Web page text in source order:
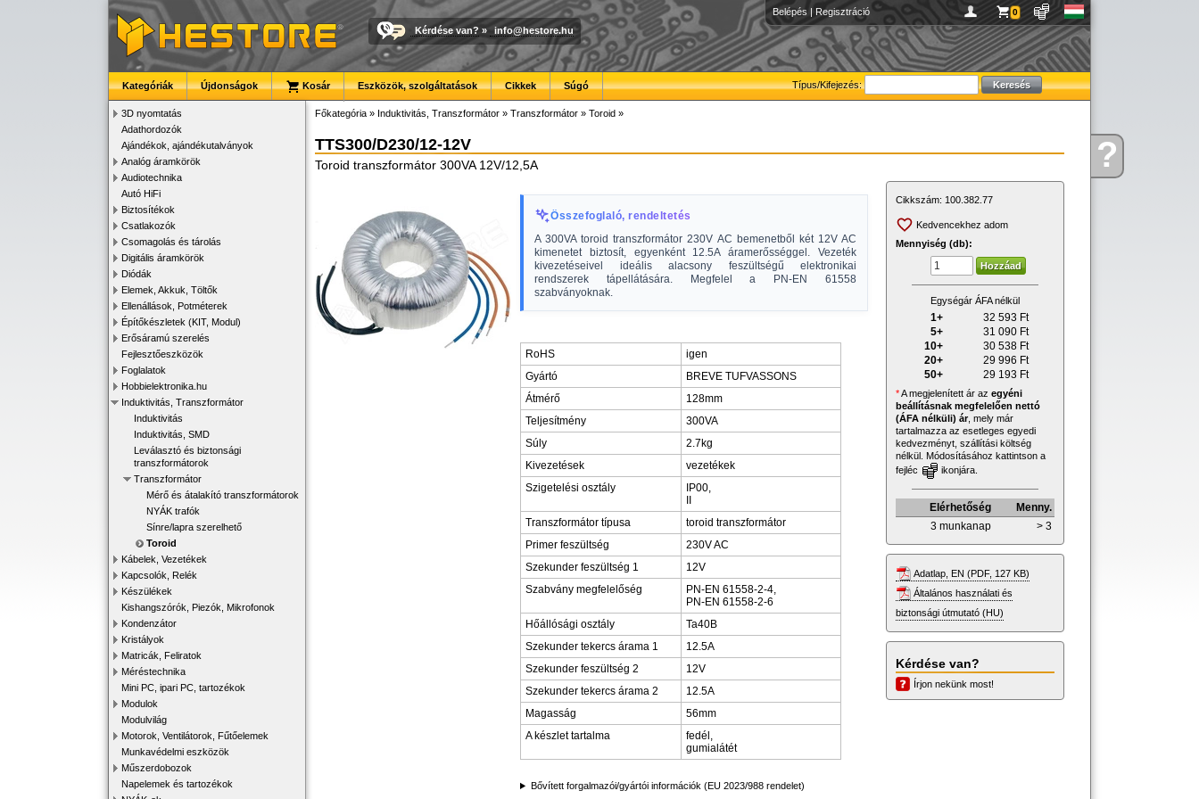
Kérdése?
Belépés | Regisztráció 0
Kérdése van? » info@hestore.hu
Típus/Kifejezés:
Kategóriák Újdonságok Kosár Eszközök, szolgáltatások Cikkek Súgó
3D nyomtatás
Adathordozók
Ajándékok, ajándékutalványok
Analóg áramkörök
Audiotechnika
Autó HiFi
Biztosítékok
Csatlakozók
Csomagolás és tárolás
Digitális áramkörök
Diódák
Elemek, Akkuk, Töltők
Ellenállások, Potméterek
Építőkészletek (KIT, Modul)
Erősáramú szerelés
Fejlesztőeszközök
Foglalatok
Hobbielektronika.hu
Induktivitás, Transzformátor
Induktivitás
Induktivitás, SMD
Leválasztó és biztonsági
transzformátorok
Transzformátor
Mérő és átalakító transzformátorok
NYÁK trafók
Sínre/lapra szerelhető
Toroid
Kábelek, Vezetékek
Kapcsolók, Relék
Készülékek
Kishangszórók, Piezók, Mikrofonok
Kondenzátor
Kristályok
Matricák, Feliratok
Méréstechnika
Mini PC, ipari PC, tartozékok
Modulok
Modulvilág
Motorok, Ventilátorok, Fűtőelemek
Munkavédelmi eszközök
Műszerdobozok
Napelemek és tartozékok
Főkategória » Induktivitás, Transzformátor » Transzformátor » Toroid »
TTS300/D230/12-12V
Toroid transzformátor 300VA 12V/12,5A
Összefoglaló, rendeltetés
A 300VA toroid transzformátor 230V AC bemenetből két 12V AC
kimenetet biztosít, egyenként 12.5A áramerősséggel. Vezeték
kivezetéseivel ideális alacsony feszültségű elektronikai
rendszerek tápellátására. Megfelel a PN-EN 61558
szabványoknak.
RoHS
igen
Gyártó
BREVE TUFVASSONS
Átmérő
128mm
Teljesítmény
300VA
Súly
2.7kg
Kivezetések
vezetékek
Szigetelési osztály
IP00,
Transzformátor típusa
toroid transzformátor
Primer feszültség
230V AC
Szekunder feszültség 1
12V
Szabvány megfelelőség
PN-EN 61558-2-4,
PN-EN 61558-2-6
Hőállósági osztály
Ta40B
Szekunder tekercs árama 1
12.5A
Szekunder feszültség 2
12V
Szekunder tekercs árama 2
12.5A
Magasság
56mm
A készlet tartalma
fedél,
gumialátét
Bővített forgalmazói/gyártói információk (EU 2023/988 rendelet)
Cikkszám: 100.382.77
Kedvencekhez adom
Mennyiség (db):
Egységár ÁFA nélkül
1+ 32 593 Ft
5+
31 090 Ft
10+
30 538 Ft
20+
29 996 Ft
50+
29 193 Ft
*A megjelenített ár az egyéni
beállításnak megfelelően nettó
(ÁFA nélküli) ár, mely már
tartalmazza az esetleges egyedi
kedvezményt, szállítási költség
nélkül. Módosításához kattintson a
fejléc
ikonjára.
Elérhetőség
Menny.
3 munkanap
> 3
Adatlap, EN (PDF, 127 KB)
Általános használati és
biztonsági útmutató (HU)
Kérdése van?
Írjon nekünk most!